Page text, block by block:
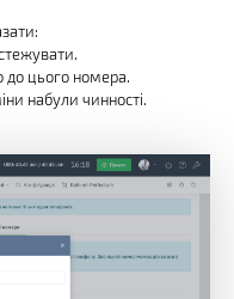
до цього номера.
набули чинності.